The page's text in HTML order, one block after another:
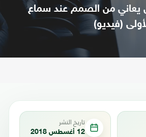
يعاني من الصمم عند سماع
(فيديو)
تاريخ النشر
12 أغسطس 2018